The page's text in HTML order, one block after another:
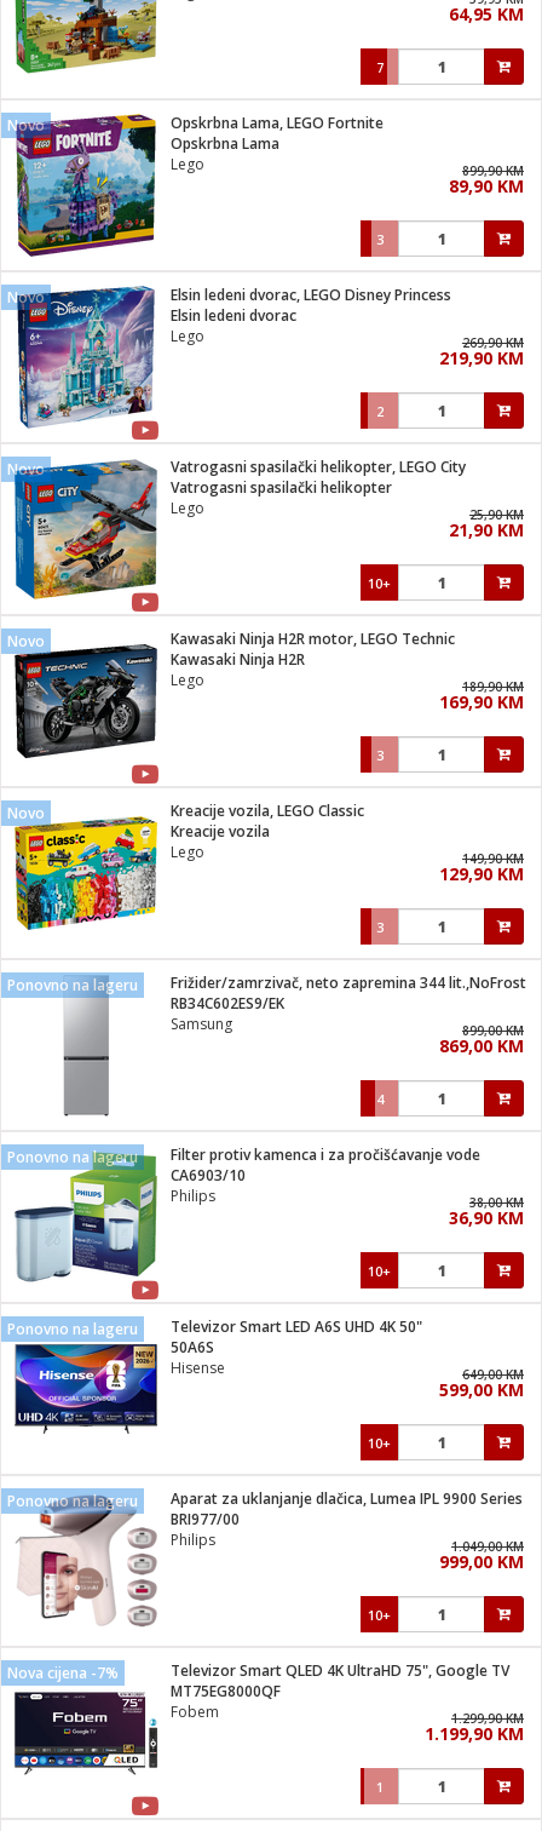
64,95 KM
7
Novo
Opskrbna Lama, LEGO Fortnite
Opskrbna Lama
Lego
899,90 KM
89,90 KM
3
Novo
Elsin ledeni dvorac, LEGO Disney Princess
Elsin ledeni dvorac
Lego
269,90 KM
219,90 KM
2
Novo
Vatrogasni spasilački helikopter, LEGO City
Vatrogasni spasilački helikopter
Lego
25,90 KM
21,90 KM
10+
Novo
Kawasaki Ninja H2R motor, LEGO Technic
Kawasaki Ninja H2R
Lego
189,90 KM
169,90 KM
3
Novo
Kreacije vozila, LEGO Classic
Kreacije vozila
Lego
149,90 KM
129,90 KM
3
Ponovno na lageru
Frižider/zamrzivač, neto zapremina 344 lit.,NoFrost
RB34C602ES9/EK
Samsung
899,00 KM
869,00 KM
4
Ponovno na lageru
Filter protiv kamenca i za pročišćavanje vode
CA6903/10
Philips
38,00 KM
36,90 KM
10+
Ponovno na lageru
Televizor Smart LED A6S UHD 4K 50"
50A6S
Hisense
649,00 KM
599,00 KM
10+
Ponovno na lageru
Aparat za uklanjanje dlačica, Lumea IPL 9900 Series
BRI977/00
Philips
1.049,00 KM
999,00 KM
10+
Nova cijena -7%
Televizor Smart QLED 4K UltraHD 75", Google TV
MT75EG8000QF
Fobem
1.299,90 KM
1.199,90 KM
1